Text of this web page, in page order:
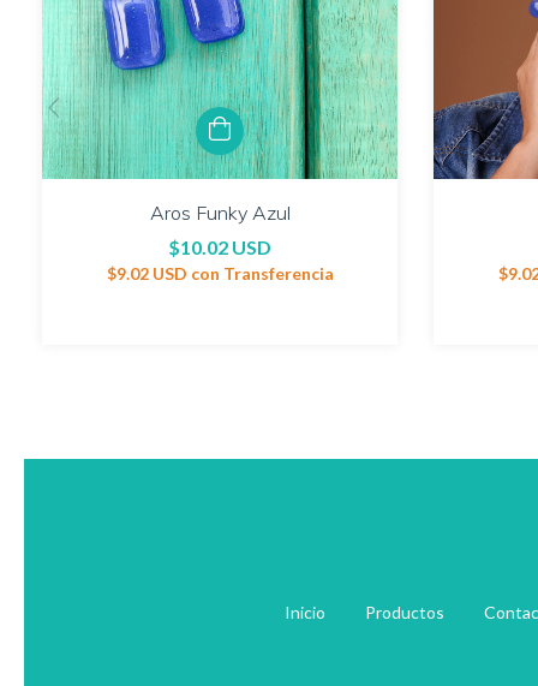
Aros Funky Azul
$10.02 USD
$9.02 USD con Transferencia
Inicio Productos